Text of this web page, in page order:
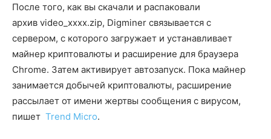
После того, как вы скачали и распаковали
архив video_xxxx.zip, Digminer связывается с
сервером, с которого загружает и устанавливает
майнер криптовалюты и расширение для браузера
Chrome. Затем активирует автозапуск. Пока майнер
занимается добычей криптовалюты, расширение
рассылает от имени жертвы сообщения с вирусом,
пишет Trend Micro.